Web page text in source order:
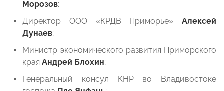
Морозов;
Директор ООО «КРДВ Приморье» Алексей
Дунаев;
Министр экономического развития Приморского
края Андрей Блохин;
Генеральный консул КНР во Владивостоке